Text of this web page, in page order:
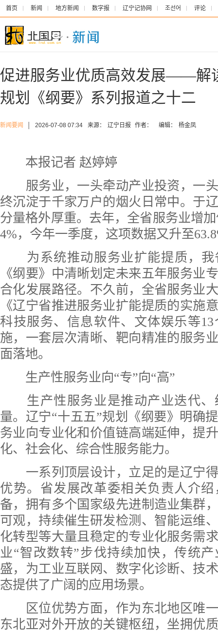
首页 新闻 地方新闻 数字报 辽宁记协网 조선어 评论
促进服务业优质高效发展——解
规划《纲要》系列报道之十二
新闻要闻 2026-07-08 07:34 来源： 辽宁日报 作者： 编辑： 杨金凤
本报记者 赵婷婷
服务业，一头牵动产业投资，一头
终沉淀于千家万户的烟火日常中。于
分量格外厚重。去年，全省服务业增
4%，今年一季度，这项数据又升至
为系统推动服务业扩能提质，我
《纲要》中清晰划定未来五年服务业
合化发展路径。不久前，全省服务业
《辽宁省推进服务业扩能提质的实施
科技服务、信息软件、文体娱乐等
施，一套层次清晰、靶向精准的服务
面落地。
生产性服务业向“专”向“高”
生产性服务业是推动产业迭代、
量。辽宁“十五五”规划《纲要》明确
务业向专业化和价值链高端延伸，提
化、社会化、综合性服务能力。
一系列顶层设计，立足的是辽宁得
优势。省发展改革委相关负责人介
备，拥有多个国家级先进制造业集群
可观，持续催生研发检测、智能运维
化转型等大量且稳定的专业化服务需
业“智改数转”步伐持续加快，传统
盛，为工业互联网、数字化诊断、技
态提供了广阔的应用场景。
区位优势方面，作为东北地区唯一
东北亚对外开放的关键枢纽，坐拥优